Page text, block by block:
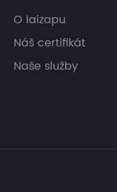
O laizapu
Náš certifikát
Naše služby